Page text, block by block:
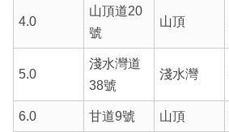
4.0
山頂道20
號
山頂
5.0
淺水灣道
38號
淺水灣
6.0 甘道9號 山頂